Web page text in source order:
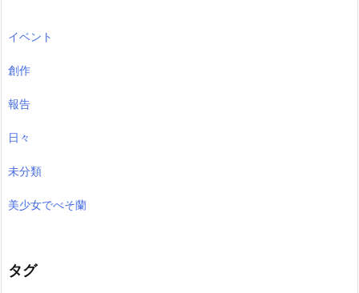
イベント
創作
報告
日々
未分類
美少女でべそ蘭
タグ